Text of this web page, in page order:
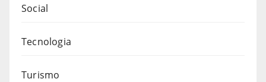
Social
Tecnologia
Turismo